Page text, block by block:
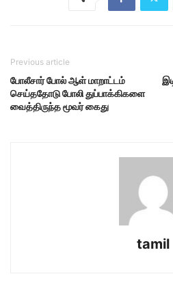
Previous article
போலீசார் போல் ஆள் மாறாட்டம்
செய்ததோடு போலி துப்பாக்கிகளை
வைத்திருந்த மூவர் கைது
tamil